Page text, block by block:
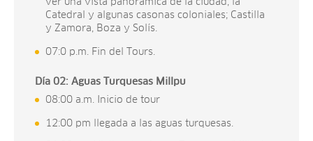
Catedral y algunas casonas coloniales; Castilla
y Zamora, Boza y Solís.
07:0 p.m. Fin del Tours.
Día 02: Aguas Turquesas Millpu
08:00 a.m. Inicio de tour
12:00 pm llegada a las aguas turquesas.